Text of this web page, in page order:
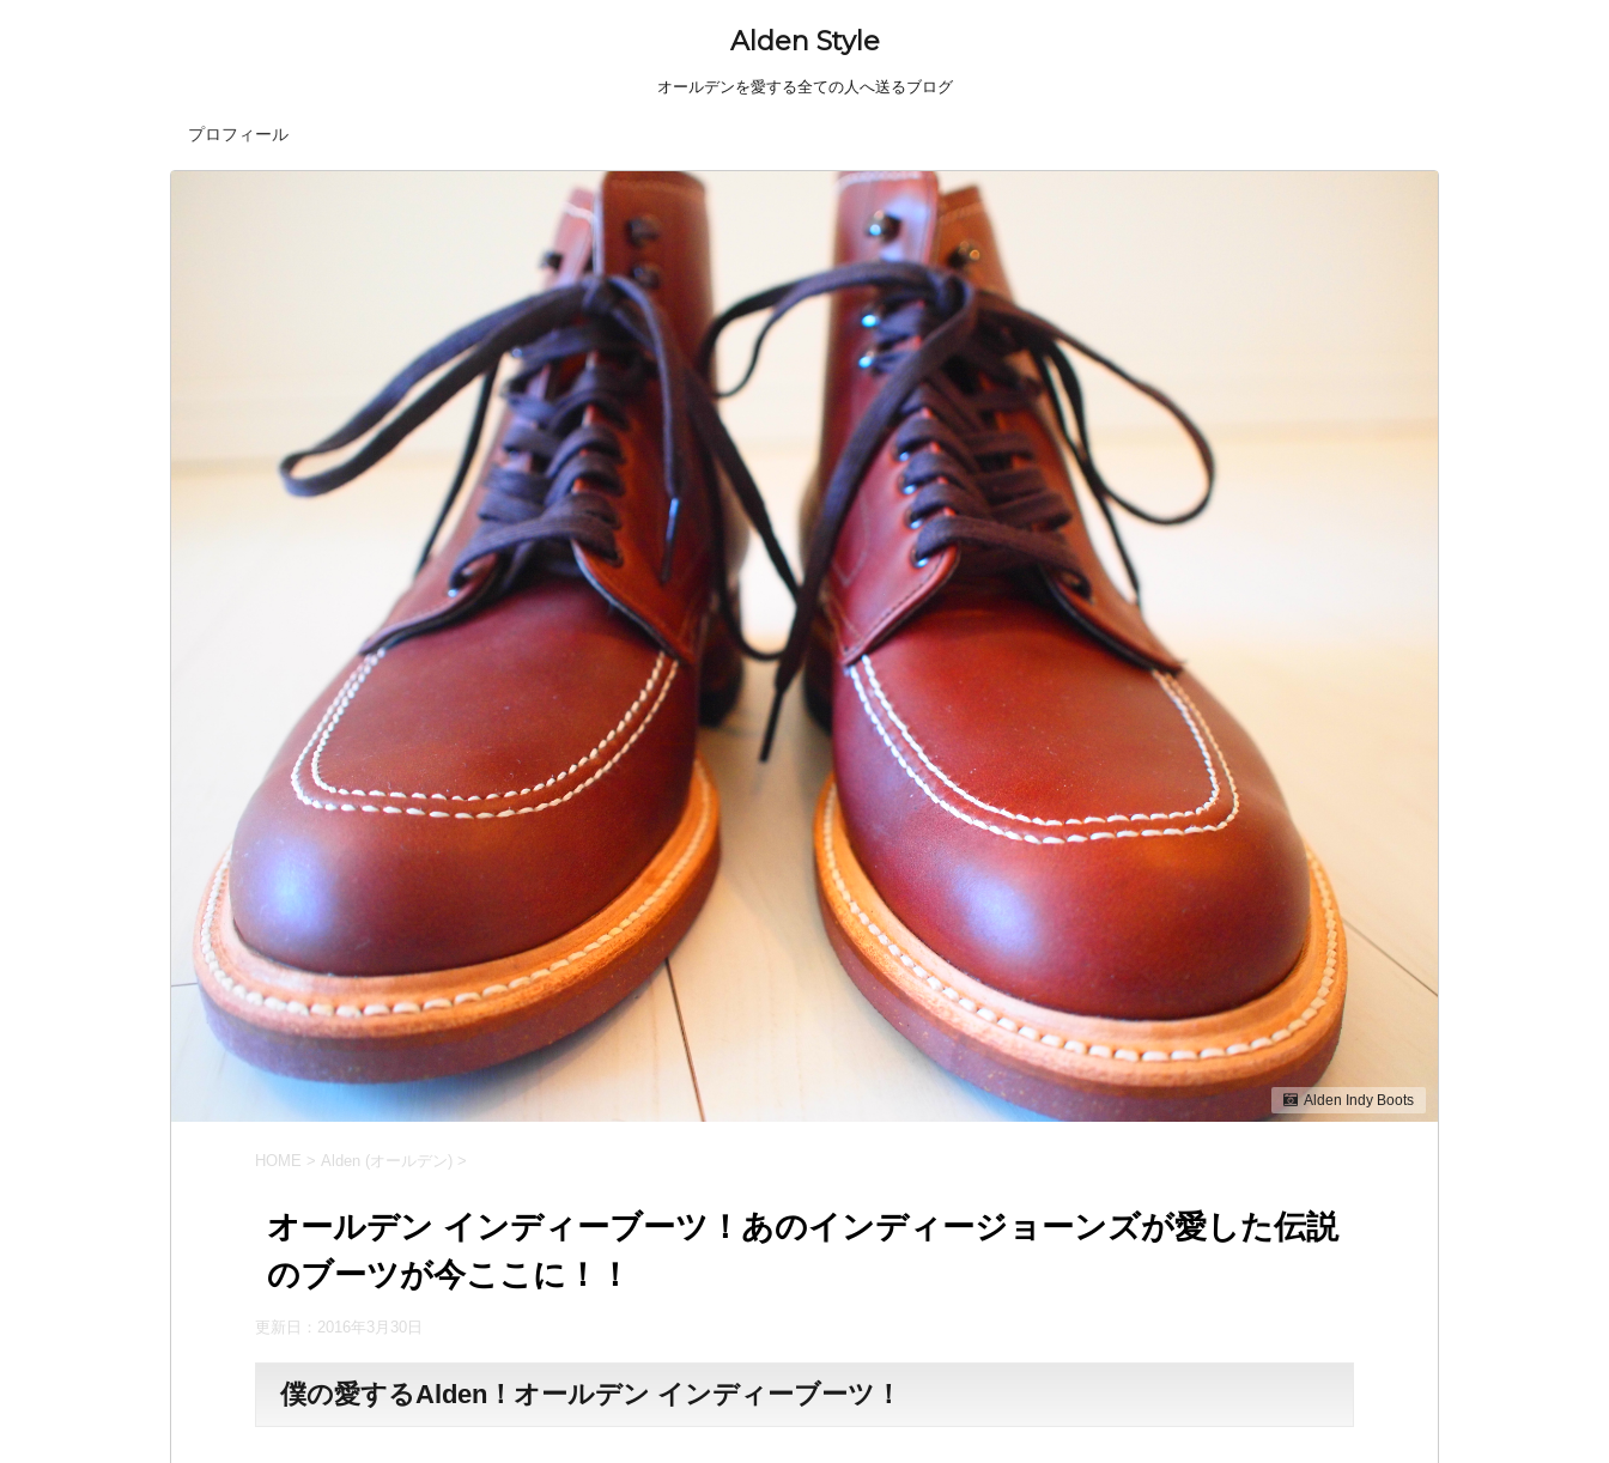
Alden Style
オールデンを愛する全ての人へ送るブログ
プロフィール
Alden Indy Boots
HOME > Alden (オールデン) >
オールデン インディーブーツ！あのインディージョーンズが愛した伝説
のブーツが今ここに！！
更新日： 2016年3月30日
僕の愛するAlden！オールデン インディーブーツ！